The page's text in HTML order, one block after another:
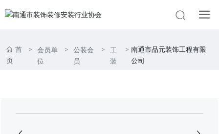
首
页
会员单
位
公装会
员
工
装
南通市品元装饰工程有限
公司